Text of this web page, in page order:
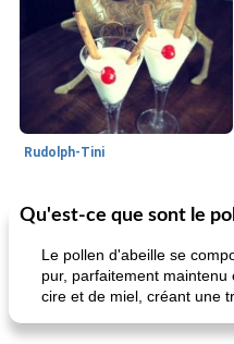
Rudolph-Tini
10min
Alimentation saine
Qu'est-ce que sont le
Le pollen d'abeille se
pur, parfaitement
cire et de miel, créant une